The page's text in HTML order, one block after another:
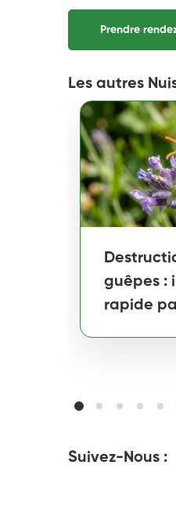
Prendre
Les autres
guêpes :
rapide
Suivez-Nous :